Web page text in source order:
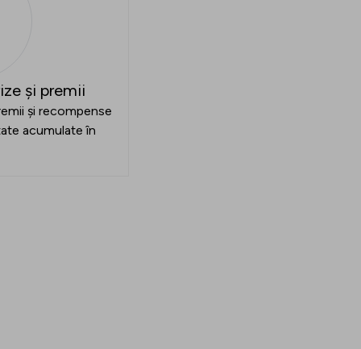
și premii
și recompense
acumulate în